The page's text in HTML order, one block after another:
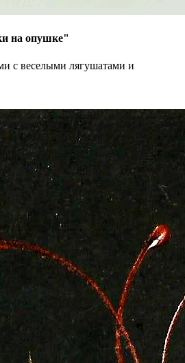
на опушке"
с веселыми лягушатами и